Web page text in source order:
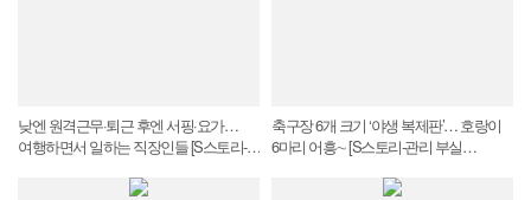
낮엔 원격근무·퇴근 후엔 서핑·요가…
여행하면서 일하는 직장인들 [S스토리-
축구장 6개 크기 ‘야생 복제판’… 호랑이
6마리 어흥∼ [S스토리-관리 부실